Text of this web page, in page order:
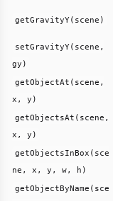
getGravityY(scene)
setGravityY(scene,
gy)
getObjectAt(scene,
x, y)
getObjectsAt(scene,
x, y)
getObjectsInBox(sce
ne, x, y, w, h)
getObjectByName(sce